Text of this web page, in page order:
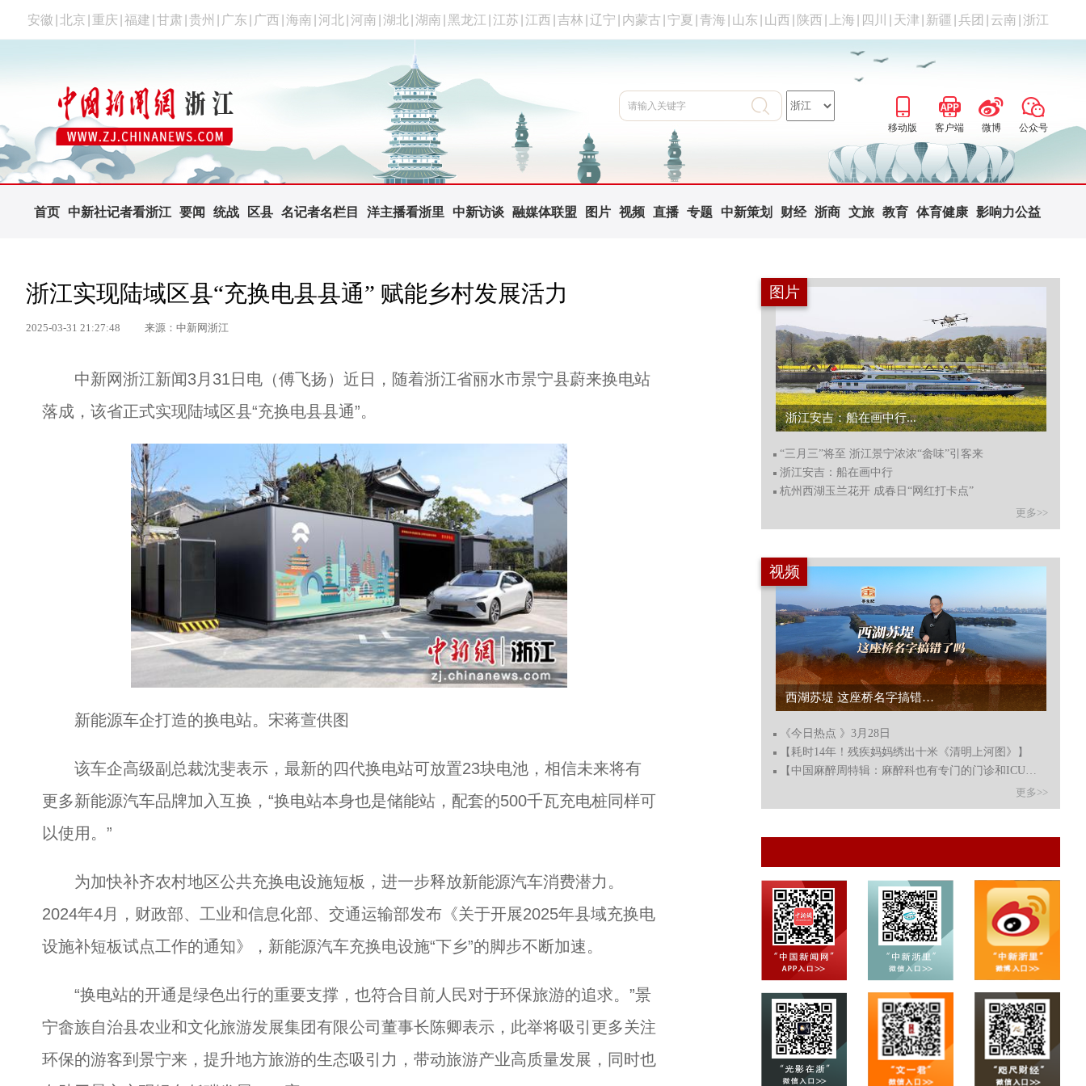
安徽 北京 重庆 福建 甘肃 贵州 广东 广西 海南 河北 河南 湖北 湖南 黑龙江 江苏 江西 吉林 辽宁 内蒙古 宁夏 青海 山东 山西 陕西 上海 四川 天津 新疆 兵团 云南 浙江
移动版 客户端 微博 公众号
首页 中新社记者看浙江 要闻 统战 区县 名记者名栏目 洋主播看浙里 中新访谈 融媒体联盟 图片 视频 直播 专题 中新策划 财经 浙商 文旅 教育 体育健康 影响力公益
浙江实现陆域区县“充换电县县通” 赋能乡村发展活力
2025-03-31 21:27:48 来源：中新网浙江
中新网浙江新闻3月31日电（傅飞扬）近日，随着浙江省丽水市景宁县蔚来换电站
落成，该省正式实现陆域区县“充换电县县通”。
新能源车企打造的换电站。宋蒋萱供图
该车企高级副总裁沈斐表示，最新的四代换电站可放置23块电池，相信未来将有
更多新能源汽车品牌加入互换，“换电站本身也是储能站，配套的500千瓦充电桩同样可
以使用。”
为加快补齐农村地区公共充换电设施短板，进一步释放新能源汽车消费潜力。
2024年4月，财政部、工业和信息化部、交通运输部发布《关于开展2025年县域充换电
设施补短板试点工作的通知》，新能源汽车充换电设施“下乡”的脚步不断加速。
“换电站的开通是绿色出行的重要支撑，也符合目前人民对于环保旅游的追求。”景
宁畲族自治县农业和文化旅游发展集团有限公司董事长陈卿表示，此举将吸引更多关注
环保的游客到景宁来，提升地方旅游的生态吸引力，带动旅游产业高质量发展，同时也
图片
浙江安吉：船在画中行...
“三月三”将至 浙江景宁浓浓“畲味”引客来
浙江安吉：船在画中行
杭州西湖玉兰花开 成春日“网红打卡点”
更多>>
视频
西湖苏堤 这座桥名字搞错了吗？...
《今日热点 》3月28日
【耗时14年！残疾妈妈绣出十米《清明上河图》】
【中国麻醉周特辑：麻醉科也有专门的门诊和ICU？】
更多>>